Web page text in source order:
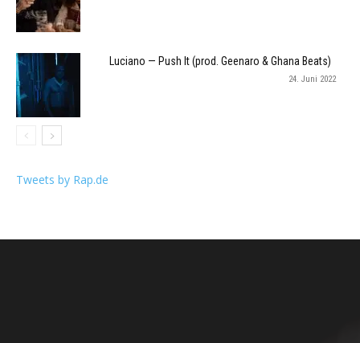
Luciano — Push It (prod. Geenaro & Ghana Beats)
24. Juni 2022
Tweets by Rap.de